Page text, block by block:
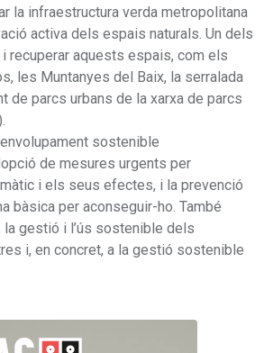
la infraestructura verda metropolitana
activa dels espais naturals. Un dels
recuperar aquests espais, com els
les Muntanyes del Baix, la serralada
de parcs urbans de la xarxa de parcs
sostenible
de mesures urgents per
i els seus efectes, i la prevenció
bàsica per aconseguir-ho. També
la gestió i l’ús sostenible dels
i, en concret, a la gestió sostenible